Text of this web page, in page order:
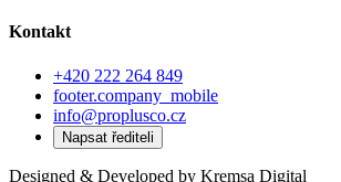
Kontakt
+420 222 264 849
footer.company_mobile
info@proplusco.cz
Napsat řediteli
Designed & Developed by Kremsa Digital